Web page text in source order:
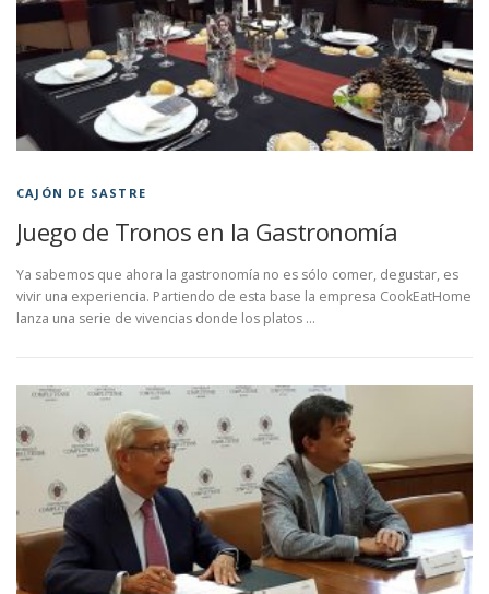
CAJÓN DE SASTRE
Juego de Tronos en la Gastronomía
Ya sabemos que ahora la gastronomía no es sólo comer, degustar, es
vivir una experiencia. Partiendo de esta base la empresa CookEatHome
lanza una serie de vivencias donde los platos …